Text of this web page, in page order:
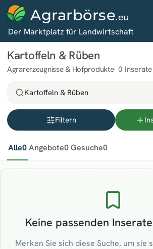
Agrarbörse.eu
Der Marktplatz für Landwirtschaft
Kartoffeln & Rüben
Agrarerzeugnisse & Hofprodukte 0 Inserate
Kartoffeln & Rüben
Filtern
Alle0Angebote0Gesuche0
Keine passenden
Merken Sie sich diese Suche, um sie